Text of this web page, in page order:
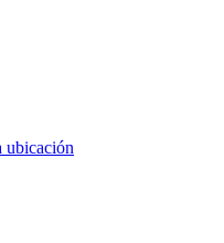
ubicación